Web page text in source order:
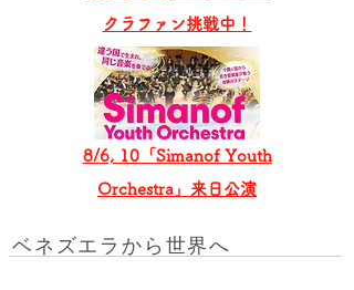
8/6, 10「Simanof Youth
Orchestra」来日公演
​クラファン挑戦中！
ベネズエラから世界へ